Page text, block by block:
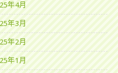
年4月
年3月
年2月
年1月